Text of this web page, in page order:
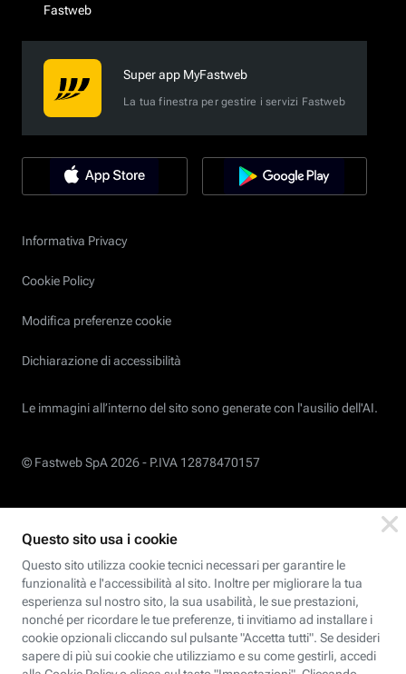
Fastweb
Super app MyFastweb
La tua finestra per gestire i servizi Fastweb
Informativa Privacy
Cookie Policy
Modifica preferenze cookie
Dichiarazione di accessibilità
Le immagini all’interno del sito sono generate con l'ausilio dell'AI.
© Fastweb SpA 2026 - P.IVA 12878470157